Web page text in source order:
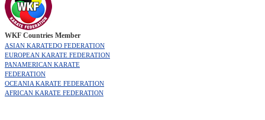
WKF Countries Member
ASIAN KARATEDO FEDERATION
EUROPEAN KARATE FEDERATION
PANAMERICAN KARATE
FEDERATION
OCEANIA KARATE FEDERATION
AFRICAN KARATE FEDERATION